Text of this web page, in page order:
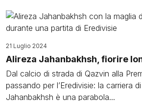
Image
21 Luglio 2024
Alireza Jahanbakhsh, fiorire
Dal calcio di strada di Qazvin alla
passando per l’Eredivisie: la carriera
Jahanbakhsh è una parabola...